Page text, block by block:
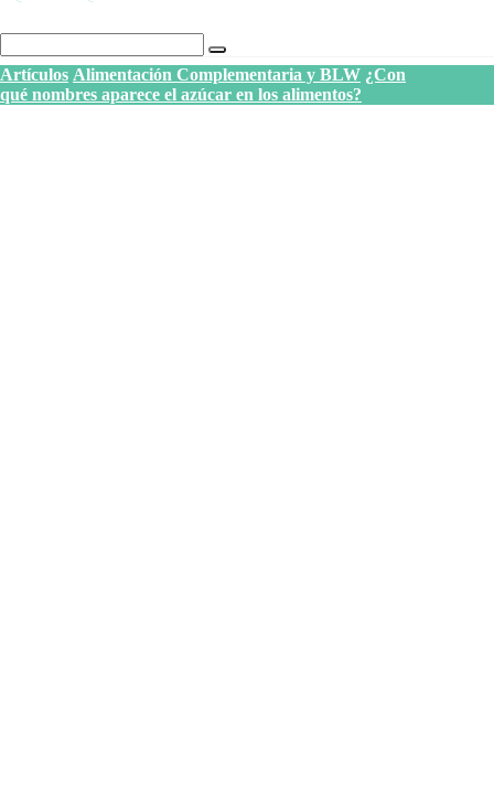
Artículos Alimentación Complementaria y BLW ¿Con
qué nombres aparece el azúcar en los alimentos?